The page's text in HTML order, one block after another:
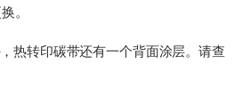
。
热转印碳带还有一个背面涂层。请查